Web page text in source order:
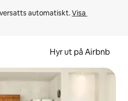
automatiskt. Visa
Hyr ut på Airbnb